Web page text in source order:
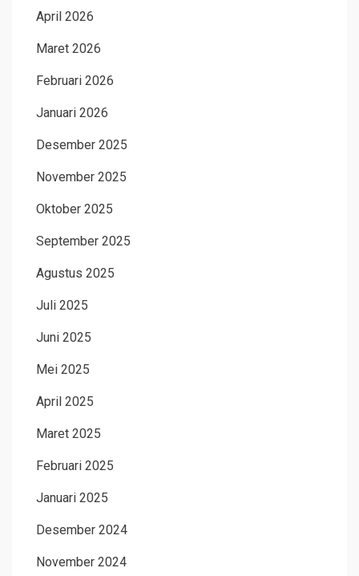
April 2026
Maret 2026
Februari 2026
Januari 2026
Desember 2025
November 2025
Oktober 2025
September 2025
Agustus 2025
Juli 2025
Juni 2025
Mei 2025
April 2025
Maret 2025
Februari 2025
Januari 2025
Desember 2024
November 2024